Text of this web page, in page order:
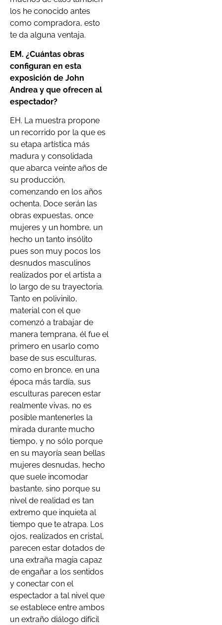
los he conocido antes
como compradora, esto
te da alguna ventaja.
EM. ¿Cuántas obras
configuran en esta
exposición de John
Andrea y que ofrecen al
espectador?
EH. La muestra propone
un recorrido por la que es
su etapa artística más
madura y consolidada
que abarca veinte años de
su producción,
comenzando en los años
ochenta. Doce serán las
obras expuestas, once
mujeres y un hombre, un
hecho un tanto insólito
pues son muy pocos los
desnudos masculinos
realizados por el artista a
lo largo de su trayectoria.
Tanto en polivinilo,
material con el que
comenzó a trabajar de
manera temprana, él fue el
primero en usarlo como
base de sus esculturas,
como en bronce, en una
época más tardía, sus
esculturas parecen estar
realmente vivas, no es
posible mantenerles la
mirada durante mucho
tiempo, y no sólo porque
en su mayoría sean bellas
mujeres desnudas, hecho
que suele incomodar
bastante, sino porque su
nivel de realidad es tan
extremo que inquieta al
tiempo que te atrapa. Los
ojos, realizados en cristal,
parecen estar dotados de
una extraña magia capaz
de engañar a los sentidos
y conectar con el
espectador a tal nivel que
se establece entre ambos
un extraño diálogo difícil